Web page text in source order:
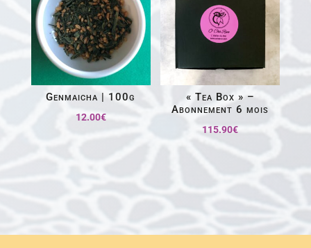
Genmaicha | 100g
12.00€
« Tea Box » –
Abonnement 6 mois
115.90€